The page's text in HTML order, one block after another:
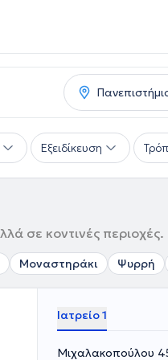
Εξειδίκευση
σε κοντινές περιοχές.
Μοναστηράκι Ψυρρή
Ιατρείο 1
Μιχαλακοπούλου